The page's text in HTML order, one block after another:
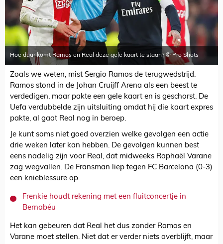
Hoe duur komt Ramos en Real deze gele kaart te staan? © Pro Shots
Zoals we weten, mist Sergio Ramos de terugwedstrijd.
Ramos stond in de Johan Cruijff Arena als een beest te
verdedigen, maar pakte een gele kaart en is geschorst. De
Uefa verdubbelde zijn uitsluiting omdat hij die kaart expres
pakte, al gaat Real nog in beroep.
Je kunt soms niet goed overzien welke gevolgen een actie
drie weken later kan hebben. De gevolgen kunnen best
eens nadelig zijn voor Real, dat midweeks Raphaël Varane
zag wegvallen. De Fransman liep tegen FC Barcelona (0-3)
een knieblessure op.
Frenkie houdt rekening met een fluitconcertje in
Bernabéu
Het kan gebeuren dat Real het dus zonder Ramos en
Varane moet stellen. Niet dat er verder niets overblijft, maar